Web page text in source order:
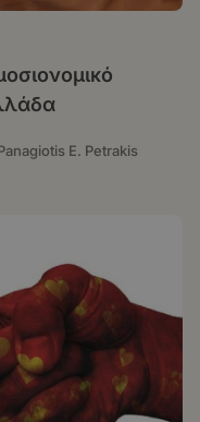
E. Petrakis